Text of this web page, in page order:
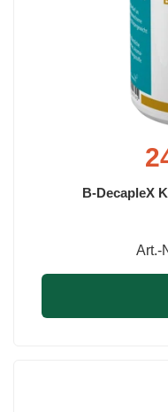
B-DecapleX
Art.-